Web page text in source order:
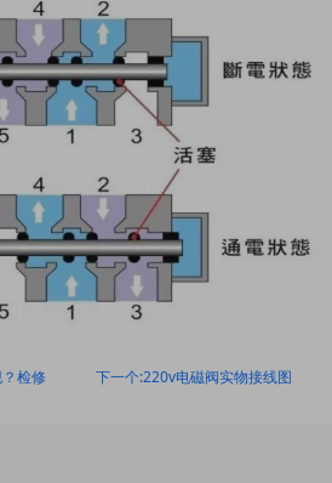
检修
下一个:220v电磁阀实物接线图